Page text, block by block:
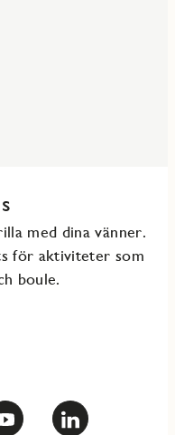
med dina vänner.
för aktiviteter som
boule.